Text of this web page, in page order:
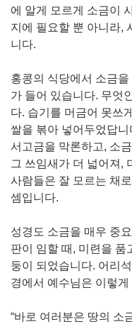
에 알게 모르게 소금이
지에 필요할 뿐 아니라,
니다.
홍콩의 식당에서 소금
가 들어 있습니다. 무엇
다. 습기를 머금어 못쓰
쌀을 볶아 넣어두었답
서고금을 막론하고, 소
그 쓰임새가 더 넓어져,
사람들은 잘 모르는 채
셈입니다.
성경도 소금을 매우 중
판이 임할 때, 미련을 품
둥이 되었습니다. 어리
경에서 예수님은 이렇
“바로 여러분은 땅의 소